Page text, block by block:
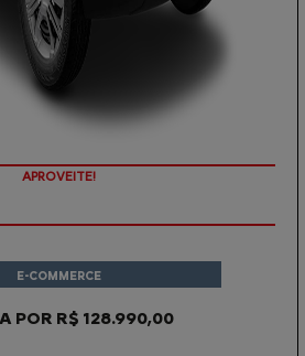
APROVEITE!
POR R$ 128.990,00
E-COMMERCE